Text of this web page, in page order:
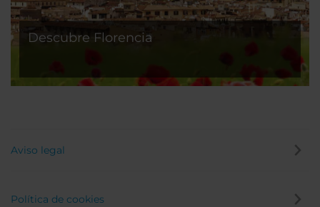
Descubre Florencia
Aviso legal
Política de cookies